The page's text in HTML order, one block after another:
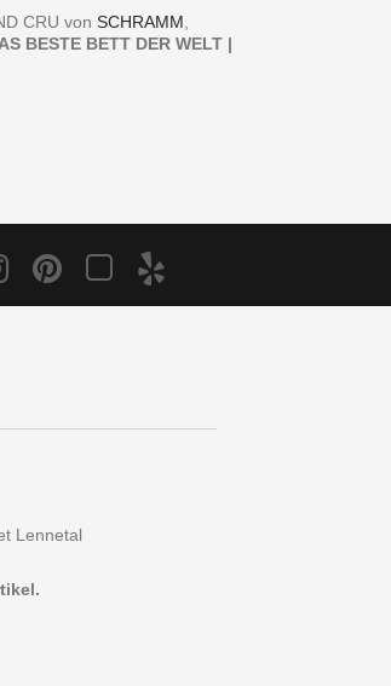
CRU vonSCHRAMM
BESTE BETT DER WELT |
Lennetal